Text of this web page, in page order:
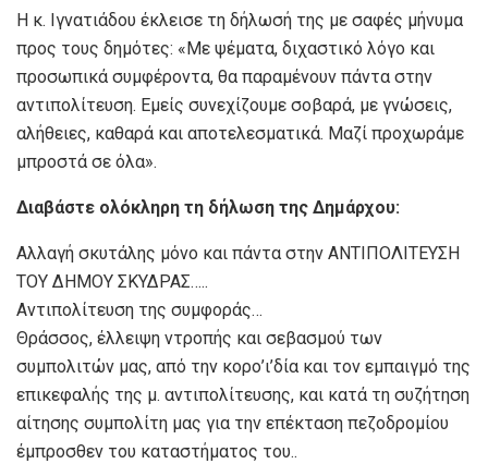
Η κ. Ιγνατιάδου έκλεισε τη δήλωσή της με σαφές μήνυμα
προς τους δημότες: «Με ψέματα, διχαστικό λόγο και
προσωπικά συμφέροντα, θα παραμένουν πάντα στην
αντιπολίτευση. Εμείς συνεχίζουμε σοβαρά, με γνώσεις,
αλήθειες, καθαρά και αποτελεσματικά. Μαζί προχωράμε
μπροστά σε όλα».
Διαβάστε ολόκληρη τη δήλωση της Δημάρχου:
Αλλαγή σκυτάλης μόνο και πάντα στην ΑΝΤΙΠΟΛΙΤΕΥΣΗ
ΤΟΥ ΔΗΜΟΥ ΣΚΥΔΡΑΣ…..
Αντιπολίτευση της συμφοράς…
Θράσσος, έλλειψη ντροπής και σεβασμού των
συμπολιτών μας, από την κορο’ι’δία και τον εμπαιγμό της
επικεφαλής της μ. αντιπολίτευσης, και κατά τη συζήτηση
αίτησης συμπολίτη μας για την επέκταση πεζοδρομίου
έμπροσθεν του καταστήματος του..